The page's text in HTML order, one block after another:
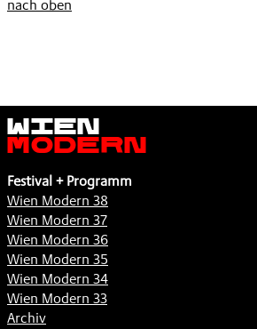
nach oben
Wien
Modern
Festival + Programm
Wien Modern 38
Wien Modern 37
Wien Modern 36
Wien Modern 35
Wien Modern 34
Wien Modern 33
Archiv